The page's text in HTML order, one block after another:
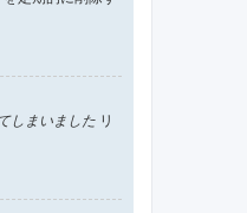
しまいました リ